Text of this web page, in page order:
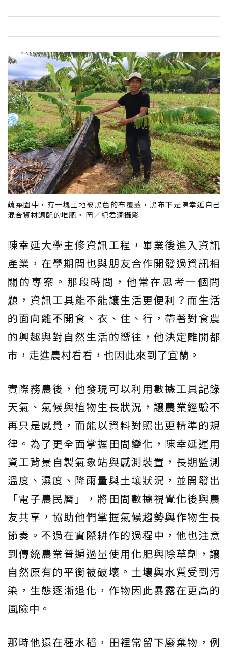
蔬菜園中，有一塊土地被黑色的布覆蓋，黑布下是陳幸延自己
混合資材調配的堆肥。 圖／紀君瀾攝影
陳幸延大學主修資訊工程，畢業後進入資訊
產業，在學期間也與朋友合作開發過資訊相
關的專案。那段時間，他常在思考一個問
題，資訊工具能不能讓生活更便利？而生活
的面向離不開食、衣、住、行，帶著對食農
的興趣與對自然生活的嚮往，他決定離開都
市，走進農村看看，也因此來到了宜蘭。
實際務農後，他發現可以利用數據工具記錄
天氣、氣候與植物生長狀況，讓農業經驗不
再只是感覺，而能以資料對照出更精準的規
律。為了更全面掌握田間變化，陳幸延運用
資工背景自製氣象站與感測裝置，長期監測
溫度、濕度、降雨量與土壤狀況，並開發出
「電子農民曆」，將田間數據視覺化後與農
友共享，協助他們掌握氣候趨勢與作物生長
節奏。不過在實際耕作的過程中，他也注意
到傳統農業普遍過量使用化肥與除草劑，讓
自然原有的平衡被破壞。土壤與水質受到污
染，生態逐漸退化，作物因此暴露在更高的
風險中。
那時他還在種水稻，田裡常留下廢棄物，例